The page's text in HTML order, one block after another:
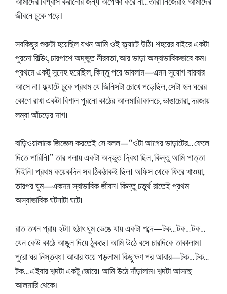
জীবনে ঢুকে পড়ে।
সবকিছুর শুরুটা হয়েছিল যখন আমি ওই ফ্ল্যাটে উঠি। শহরের বাইরে একটা
পুরনো বিল্ডিং, চারপাশে অদ্ভুত নীরবতা, আর ভাড়া অস্বাভাবিকভাবে কম।
প্রথমে একটু সন্দেহ হয়েছিল, কিন্তু পরে ভাবলাম—এমন সুযোগ বারবার
আসে না। ফ্ল্যাটে ঢুকে প্রথম যে জিনিসটা চোখে পড়েছিল, সেটা হল ঘরের
কোণে রাখা একটা বিশাল পুরনো কাঠের আলমারি।কালচে, ভাঙাচোরা, দরজায়
লম্বা আঁচড়ের দাগ।
বাড়িওয়ালাকে জিজ্ঞেস করতেই সে বলল—“ওটা আগের ভাড়াটের… ফেলে
দিতে পারিনি।” তার গলায় একটা অদ্ভুত দ্বিধা ছিল, কিন্তু আমি পাত্তা
দিইনি। প্রথম কয়েকদিন সব ঠিকঠাকই ছিল। অফিস থেকে ফিরে খাওয়া,
তারপর ঘুম—একদম স্বাভাবিক জীবন। কিন্তু চতুর্থ রাতেই প্রথম
অস্বাভাবিক ঘটনাটা ঘটে।
রাত তখন প্রায় ২টা। হঠাৎ ঘুম ভেঙে যায় একটা শব্দে—টক… টক… টক…
যেন কেউ কাঠে আঙুল দিয়ে ঠুকছে। আমি উঠে বসে চারদিকে তাকালাম।
পুরো ঘর নিস্তব্ধ। আবার শুয়ে পড়লাম। কিছুক্ষণ পর আবার—টক… টক…
টক… এইবার শব্দটা একটু জোরে। আমি উঠে দাঁড়ালাম। শব্দটা আসছে
আলমারি থেকে।